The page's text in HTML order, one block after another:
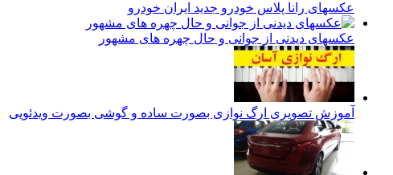
عکسهای رانا پلاس خودرو جدید ایران خودرو
عکسهای دیدنی از جوانی و حال چهره های مشهور
آموزش تصویری ارگ نوازی بصورت ساده و گوشی بصورت ویدئویی